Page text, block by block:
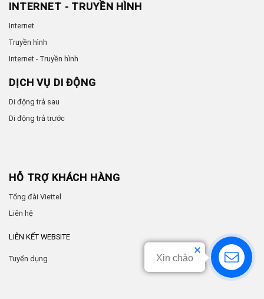
INTERNET - TRUYỀN HÌNH
Internet
Truyền hình
Internet - Truyền hình
DỊCH VỤ DI ĐỘNG
Di động trả sau
Di động trả trước
HỖ TRỢ KHÁCH HÀNG
Tổng đài Viettel
Liên hệ
LIÊN KẾT WEBSITE
Tuyển dụng Xin chào